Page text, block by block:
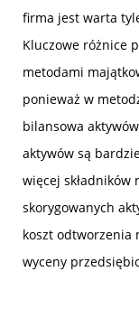
firma jest warta
Kluczowe różnice
metodami
ponieważ w
bilansowa
aktywów są
więcej składników
skorygowanych
koszt odtworzenia
wyceny